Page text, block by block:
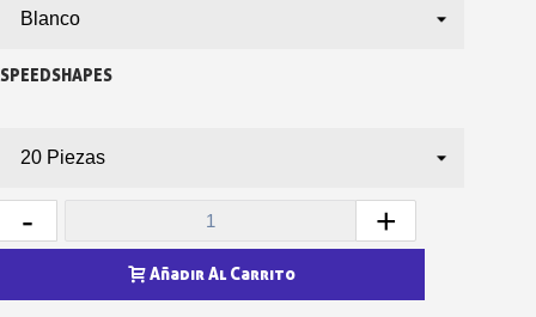
Cupón de 10 € por
SPEEDSHAPES
- +
Añadir Al Carrito